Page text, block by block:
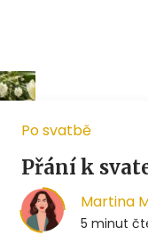
Po svatbě
Přání k
Martina
5 minut